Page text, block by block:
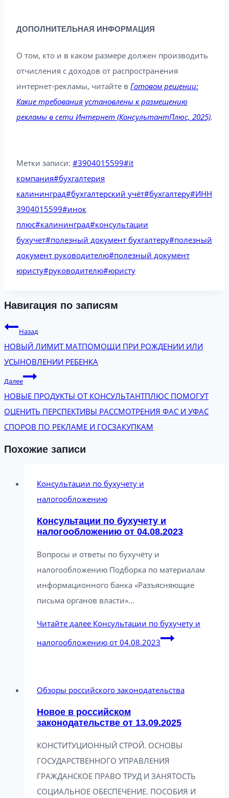
ДОПОЛНИТЕЛЬНАЯ ИНФОРМАЦИЯ
О том, кто и в каком размере должен производить
отчисления с доходов от распространения
интернет-рекламы, читайте в Готовом решении:
Какие требования установлены к размещению
рекламы в сети Интернет (КонсультантПлюс, 2025).
Метки записи: #3904015599#it
компания#бухгалтерия
калининград#бухгалтерский учёт#бухгалтеру#ИНН
3904015599#инок
плюс#калининград#консультации
бухучет#полезный документ бухгалтеру#полезный
документ руководителю#полезный документ
юристу#руководителю#юристу
Навигация по записям
Назад
НОВЫЙ ЛИМИТ МАТПОМОЩИ ПРИ РОЖДЕНИИ ИЛИ
УСЫНОВЛЕНИИ РЕБЕНКА
Далее
НОВЫЕ ПРОДУКТЫ ОТ КОНСУЛЬТАНТПЛЮС ПОМОГУТ
ОЦЕНИТЬ ПЕРСПЕКТИВЫ РАССМОТРЕНИЯ ФАС И УФАС
СПОРОВ ПО РЕКЛАМЕ И ГОСЗАКУПКАМ
Похожие записи
Консультации по бухучету и
налогообложению
Консультации по бухучету и
налогообложению от 04.08.2023
Вопросы и ответы по бухучёту и
налогообложению Подборка по материалам
информационного банка «Разъясняющие
письма органов власти»…
Читайте далее Консультации по бухучету и
налогообложению от 04.08.2023
Обзоры российского законодательства
Новое в российском
законодательстве от 13.09.2025
КОНСТИТУЦИОННЫЙ СТРОЙ. ОСНОВЫ
ГОСУДАРСТВЕННОГО УПРАВЛЕНИЯ
ГРАЖДАНСКОЕ ПРАВО ТРУД И ЗАНЯТОСТЬ
СОЦИАЛЬНОЕ ОБЕСПЕЧЕНИЕ. ПОСОБИЯ И